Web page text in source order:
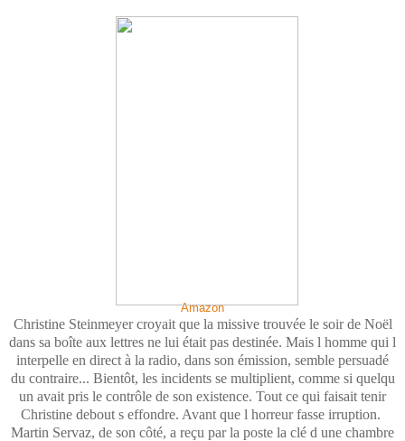
Amazon
Christine Steinmeyer croyait que la missive trouvée le soir de Noël
dans sa boîte aux lettres ne lui était pas destinée. Mais l homme qui l
interpelle en direct à la radio, dans son émission, semble persuadé
du contraire... Bientôt, les incidents se multiplient, comme si quelqu
un avait pris le contrôle de son existence. Tout ce qui faisait tenir
Christine debout s effondre. Avant que l horreur fasse irruption.
Martin Servaz, de son côté, a reçu par la poste la clé d une chambre